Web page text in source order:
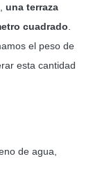
una terraza
cuadrado
el peso de
esta cantidad
de agua,